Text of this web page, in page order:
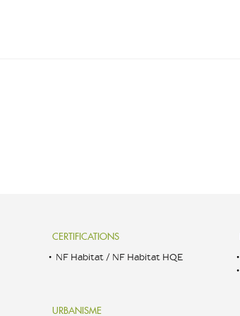
CERTIFICATIONS
NF Habitat / NF Habitat HQE
URBANISME